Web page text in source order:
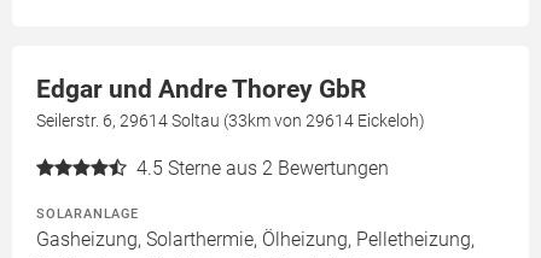
Edgar und Andre Thorey GbR
Seilerstr. 6, 29614 Soltau (33km von 29614 Eickeloh)
4.5 Sterne aus 2 Bewertungen
SOLARANLAGE
Gasheizung, Solarthermie, Ölheizung, Pelletheizung,